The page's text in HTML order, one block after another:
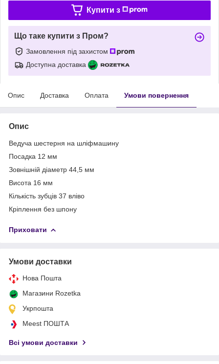
Купити з
Що таке купити з Пром?
Замовлення під захистом
Доступна доставка
Опис Доставка Оплата Умови повернення
Опис
Ведуча шестерня на шліфмашину
Посадка 12 мм
Зовнішній діаметр 44,5 мм
Висота 16 мм
Кількість зубців 37 вліво
Кріплення без шпону
Приховати
Умови доставки
Нова Пошта
Магазини Rozetka
Укрпошта
Meest ПОШТА
Всі умови доставки